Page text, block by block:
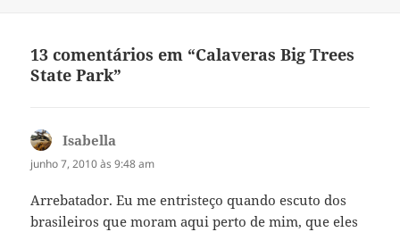
13 comentários em “Calaveras Big Trees
State Park”
Isabella
junho 7, 2010 às 9:48 am
Arrebatador. Eu me entristeço quando escuto dos
brasileiros que moram aqui perto de mim, que eles